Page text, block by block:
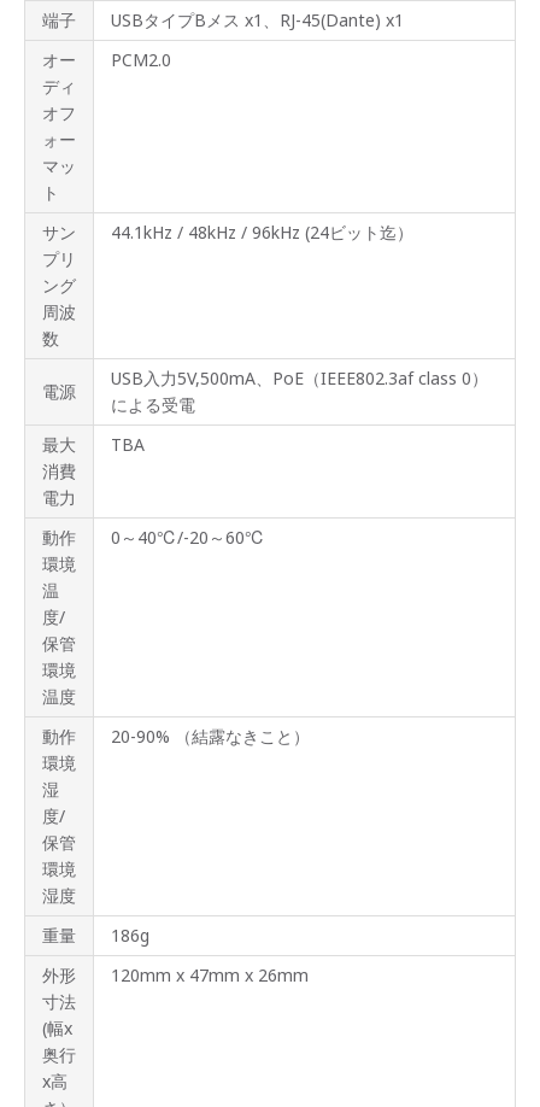
端子
USBタイプBメス x1、RJ-45(Dante) x1
オー
ディ
オフ
ォー
マッ
ト
PCM2.0
サン
プリ
ング
周波
数
44.1kHz / 48kHz / 96kHz (24ビット迄）
電源
USB入力5V,500mA、PoE（IEEE802.3af class 0）
による受電
最大
消費
電力
TBA
動作
環境
温
度/
保管
環境
温度
0～40℃/-20～60℃
動作
環境
湿
度/
保管
環境
湿度
20-90% （結露なきこと）
重量
186g
外形
寸法
(幅x
奥行
x高
120mm x 47mm x 26mm